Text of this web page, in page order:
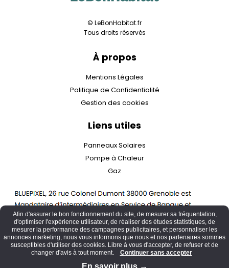
© LeBonHabitat.fr
Tous droits réservés
À propos
Mentions Légales
Politique de Confidentialité
Gestion des cookies
Liens utiles
Panneaux Solaires
Pompe à Chaleur
Gaz
Afin d'assurer le bon fonctionnement du site, de mesurer sa fréquentation,
d'optimiser l'expérience utilisateur, de réaliser des études statistiques, de
mesurer la performance des campagnes publicitaires, et personnaliser les
annonces marketing, nous vous informons que nous et nos partenaires sommes
susceptibles d'utiliser des cookies. Libre à vous d'accepter, de refuser et de
changer d'avis à tout moment.
Continuer sans accepter
En savoir plus →